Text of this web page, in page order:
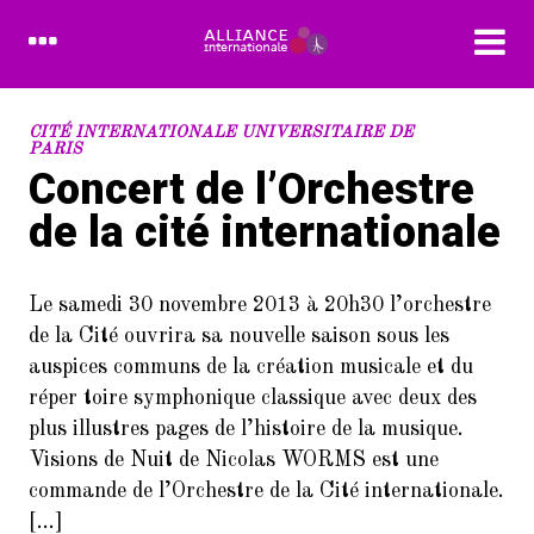
RECENT POSTS
1.
Devenez bénévole à l’Alliance
Internationale
arrondissement de Paris
(samedi 10/9/2022)
Dans le cadre de la Semaine de la
langue française et de la
Francophonie
FORUM DES ASSOCIATIONS DU
75014
CITÉ INTERNATIONALE UNIVERSITAIRE DE
PARIS
Concert de l’Orchestre
de la cité internationale
Le samedi 30 novembre 2013 à 20h30 l’orchestre
de la Cité ouvrira sa nouvelle saison sous les
auspices communs de la création musicale et du
réper toire symphonique classique avec deux des
plus illustres pages de l’histoire de la musique.
Visions de Nuit de Nicolas WORMS est une
commande de l’Orchestre de la Cité internationale.
[…]